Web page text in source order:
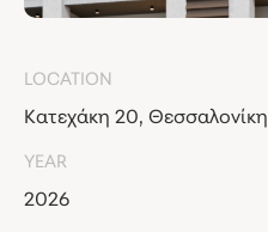
LOCATION
Κατεχάκη 20, Θεσσαλονίκη
YEAR
2026